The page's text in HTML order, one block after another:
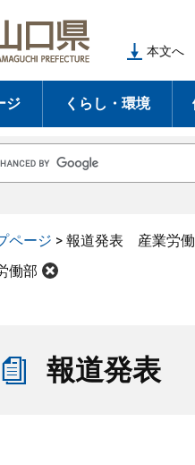
本文へ
ジ くらし・環境
ページ > 報道発表 産業労
働部
報道発表